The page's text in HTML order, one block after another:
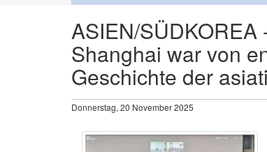
ASIEN/SÜDKOREA
Shanghai war von
Geschichte der
Donnerstag, 20 November 2025